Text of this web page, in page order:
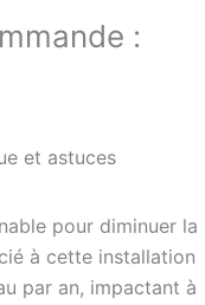
:
et astuces
pour diminuer la
à cette installation
par an, impactant à